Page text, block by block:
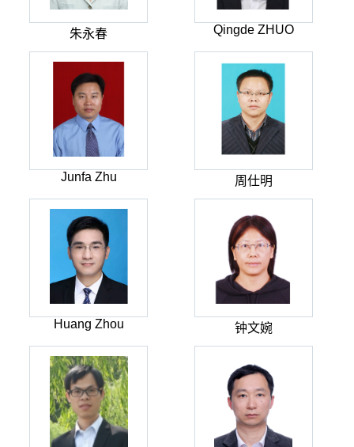
朱永春 Qingde ZHUO
Junfa Zhu 周仕明
Huang Zhou 钟文婉